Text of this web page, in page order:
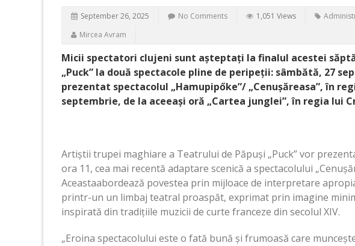
September 26, 2025 No Comments 1,051 Views
Mircea Avram
Micii spectatori clujeni sunt așteptați la finalul acestei
„Puck” la două spectacole pline de peripeții: sâmbătă, 27
prezentat spectacolul „Hamupipőke”/ „Cenușăreasa”, în
septembrie, de la aceeași oră „Cartea junglei”, în regia lui
Artiștii trupei maghiare a Teatrului de Păpuși „Puck” vor
ora 11, cea mai recentă adaptare scenică a spectacolului
Aceastaabordează povestea prin mijloace de interpretare
printr-un un limbaj teatral proaspăt, exprimat prin imagine
inspirată din tradițiile muzicii de curte franceze din secolul XIV.
„Eroina spectacolului este o fată bună și frumoasă care